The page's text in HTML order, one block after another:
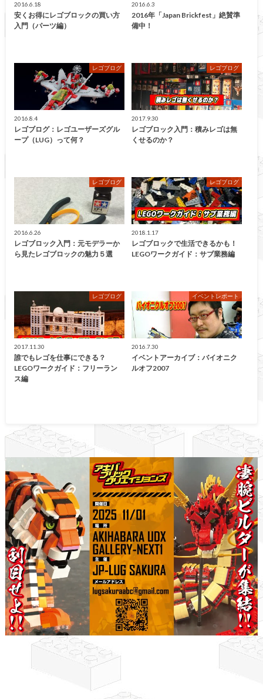
2016.6.18
安くお得にレゴブロックの買い方
入門（パーツ編）
2016.6.3
2016年「Japan Brickfest」絶賛準
備中！
レゴブログ
2016.8.4
レゴブログ：レゴユーザーズグル
ープ（LUG）って何？
レゴブログ
2017.9.30
レゴブロック入門：積みレゴは無
くせるのか？
レゴブログ
2016.6.26
レゴブロック入門：元モデラーか
ら見たレゴブロックの魅力５選
レゴブログ
2018.1.17
レゴブロックで生活できるかも！
LEGOワークガイド：サブ業務編
レゴブログ
2017.11.30
誰でもレゴを仕事にできる？
LEGOワークガイド：フリーラン
ス編
イベントレポート
2016.7.30
イベントアーカイブ：バイオニク
ルオフ2007